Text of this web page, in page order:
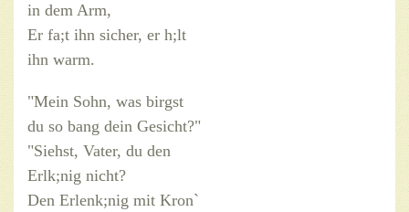
in dem Arm,
Er fa;t ihn sicher, er h;lt
ihn warm.
"Mein Sohn, was birgst
du so bang dein Gesicht?"
"Siehst, Vater, du den
Erlk;nig nicht?
Den Erlenk;nig mit Kron`